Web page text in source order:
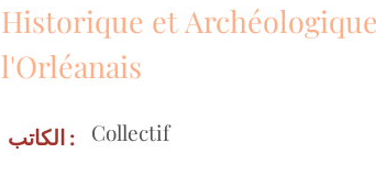
Historique et
l'Orléanais
الكاتب : Collectif